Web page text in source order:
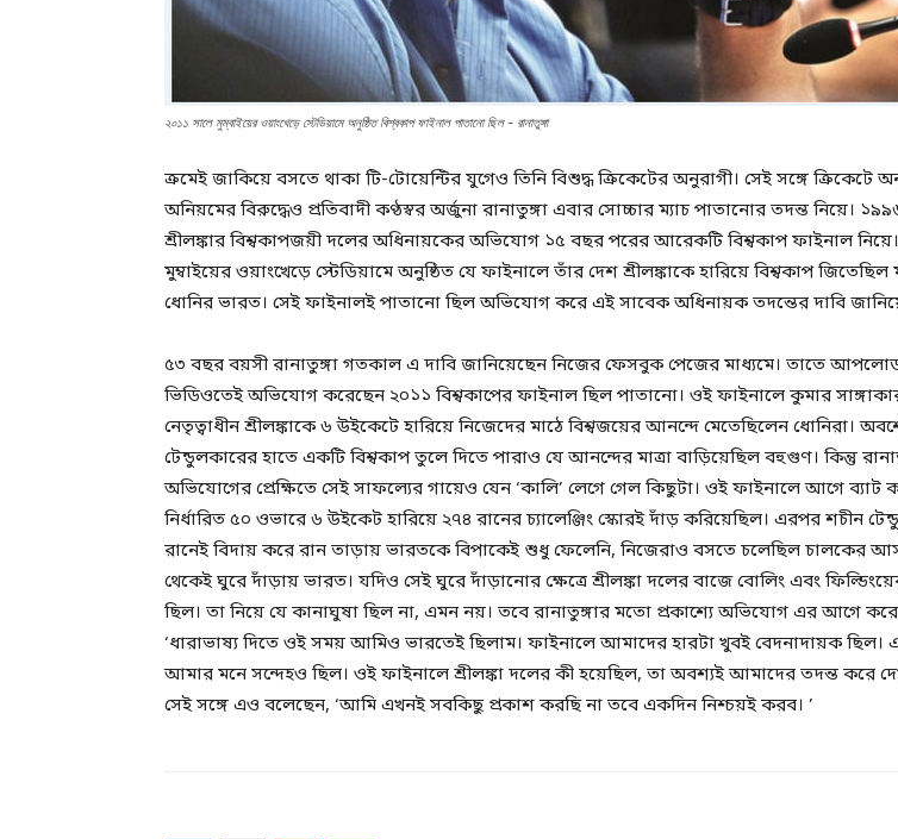
২০১১ সালে মুম্বাইয়ের ওয়াংখেড়ে স্টেডিয়ামে অনুষ্ঠিত বিশ্বকাপ ফাইনাল পাতানো ছিল - রানাতুঙ্গা
ক্রমেই জাকিয়ে বসতে থাকা টি-টোয়েন্টির যুগেও তিনি বিশুদ্ধ ক্রিকেটের অনুরাগী। সেই সঙ্গে ক্রিকেটে
অনিয়মের বিরুদ্ধেও প্রতিবাদী কণ্ঠস্বর অর্জুনা রানাতুঙ্গা এবার সোচ্চার ম্যাচ পাতানোর তদন্ত নিয়ে।
শ্রীলঙ্কার বিশ্বকাপজয়ী দলের অধিনায়কের অভিযোগ ১৫ বছর পরের আরেকটি বিশ্বকাপ ফাইনাল
মুম্বাইয়ের ওয়াংখেড়ে স্টেডিয়ামে অনুষ্ঠিত যে ফাইনালে তাঁর দেশ শ্রীলঙ্কাকে হারিয়ে বিশ্বকাপ জিতেছিল
ধোনির ভারত। সেই ফাইনালই পাতানো ছিল অভিযোগ করে এই সাবেক অধিনায়ক তদন্তের দাবি
৫৩ বছর বয়সী রানাতুঙ্গা গতকাল এ দাবি জানিয়েছেন নিজের ফেসবুক পেজের মাধ্যমে। তাতে
ভিডিওতেই অভিযোগ করেছেন ২০১১ বিশ্বকাপের ফাইনাল ছিল পাতানো। ওই ফাইনালে কুমার
নেতৃত্বাধীন শ্রীলঙ্কাকে ৬ উইকেটে হারিয়ে নিজেদের মাঠে বিশ্বজয়ের আনন্দে মেতেছিলেন ধোনিরা।
টেন্ডুলকারের হাতে একটি বিশ্বকাপ তুলে দিতে পারাও যে আনন্দের মাত্রা বাড়িয়েছিল বহুগুণ। কিন্তু
অভিযোগের প্রেক্ষিতে সেই সাফল্যের গায়েও যেন ‘কালি’ লেগে গেল কিছুটা। ওই ফাইনালে আগে ব্যাট
নির্ধারিত ৫০ ওভারে ৬ উইকেট হারিয়ে ২৭৪ রানের চ্যালেঞ্জিং স্কোরই দাঁড় করিয়েছিল। এরপর শচীন
রানেই বিদায় করে রান তাড়ায় ভারতকে বিপাকেই শুধু ফেলেনি, নিজেরাও বসতে চলেছিল চালকের
থেকেই ঘুরে দাঁড়ায় ভারত। যদিও সেই ঘুরে দাঁড়ানোর ক্ষেত্রে শ্রীলঙ্কা দলের বাজে বোলিং এবং
ছিল। তা নিয়ে যে কানাঘুষা ছিল না, এমন নয়। তবে রানাতুঙ্গার মতো প্রকাশ্যে অভিযোগ এর আগে
‘ধারাভাষ্য দিতে ওই সময় আমিও ভারতেই ছিলাম। ফাইনালে আমাদের হারটা খুবই বেদনাদায়ক ছিল।
আমার মনে সন্দেহও ছিল। ওই ফাইনালে শ্রীলঙ্কা দলের কী হয়েছিল, তা অবশ্যই আমাদের তদন্ত করে
সেই সঙ্গে এও বলেছেন, ‘আমি এখনই সবকিছু প্রকাশ করছি না তবে একদিন নিশ্চয়ই করব। ’